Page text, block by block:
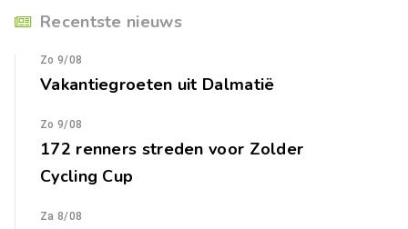
Recentste nieuws
Zo 9/08
Vakantiegroeten uit Dalmatië
Zo 9/08
172 renners streden voor Zolder
Cycling Cup
Za 8/08